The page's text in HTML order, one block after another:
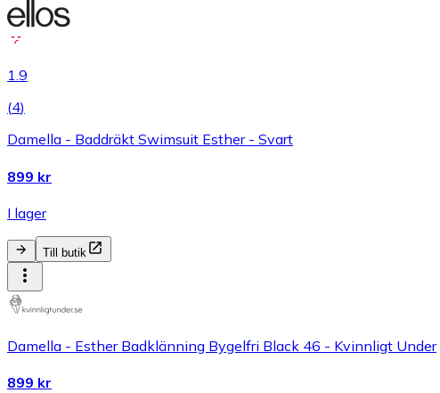
1.9
(4)
Damella - Baddräkt Swimsuit Esther - Svart
899 kr
I lager
Till butik
Damella - Esther Badklänning Bygelfri Black 46 - Kvinnligt Under
899 kr